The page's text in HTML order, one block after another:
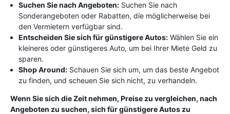
Suchen Sie nach Angeboten: Suchen Sie nach
Sonderangeboten oder Rabatten, die möglicherweise bei
den Vermietern verfügbar sind.
Entscheiden Sie sich für günstigere Autos: Wählen Sie ein
kleineres oder günstigeres Auto, um bei Ihrer Miete Geld zu
sparen.
Shop Around: Schauen Sie sich um, um das beste Angebot
zu finden, und scheuen Sie sich nicht, zu verhandeln.
Wenn Sie sich die Zeit nehmen, Preise zu vergleichen, nach
Angeboten zu suchen, sich für günstigere Autos zu